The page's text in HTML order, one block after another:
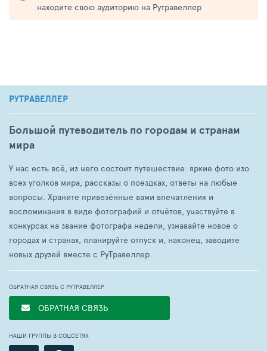
находите свою аудиторию на Рутравеллер
РУТРАВЕЛЛЕР
Большой путеводитель по городам и странам
мира
У нас есть всё, из чего состоит путешествие: яркие фото изо
всех уголков мира, рассказы о поездках, ответы на любые
вопросы. Храните привезённые вами впечатления и
воспоминания в виде фотографий и отчётов, участвуйте в
конкурсах на звание фотографа недели, узнавайте новое о
городах и странах, планируйте отпуск и, наконец, заводите
новых друзей вместе с РуТравеллер.
ОБРАТНАЯ СВЯЗЬ С РУТРАВЕЛЛЕР
ОБРАТНАЯ СВЯЗЬ
НАШИ ГРУППЫ В СОЦСЕТЯХ